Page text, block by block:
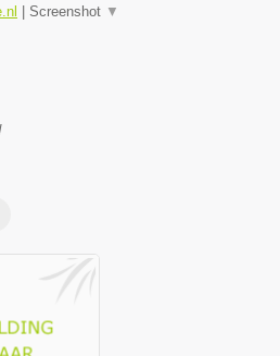
Screenshot ▼